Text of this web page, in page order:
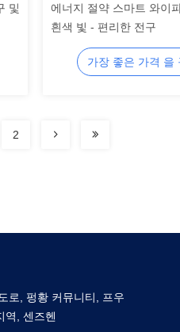
및
에너지 절약 스마트 와이
흰색 빛 - 편리한 전구
가장 좋은 가격 을
2
로, 펑황 커뮤니티, 프우
역, 센즈헨